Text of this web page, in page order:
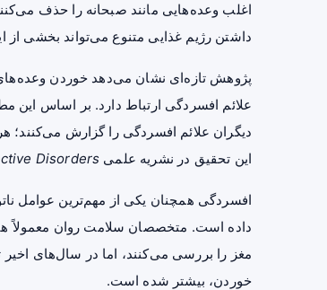
اغلب وعده‌هایی مانند صبحانه را حذف
داشتن رژیم غذایی متنوع می‌تواند بخشی از
پژوهش تازه‌ای نشان می‌دهد خوردن
علائم افسردگی ارتباط دارد. بر اساس این
دیگران علائم افسردگی را گزارش می‌کنند؛
این تحقیق در نشریه علمی Disorders
داده است. متخصصان سلامت روان معمولاً
مغز را بررسی می‌کنند، اما در سال‌های
خوردن، بیشتر شده است.